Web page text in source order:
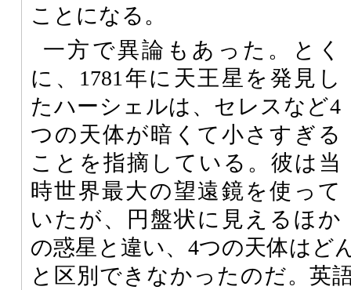
ことになる。
一方で異論もあった。とく
に、1781年に天王星を発見し
たハーシェルは、セレスなど4
つの天体が暗くて小さすぎる
ことを指摘している。彼は当
時世界最大の望遠鏡を使って
いたが、円盤状に見えるほか
の惑星と違い、4つの天体はど
と区別できなかったのだ。英